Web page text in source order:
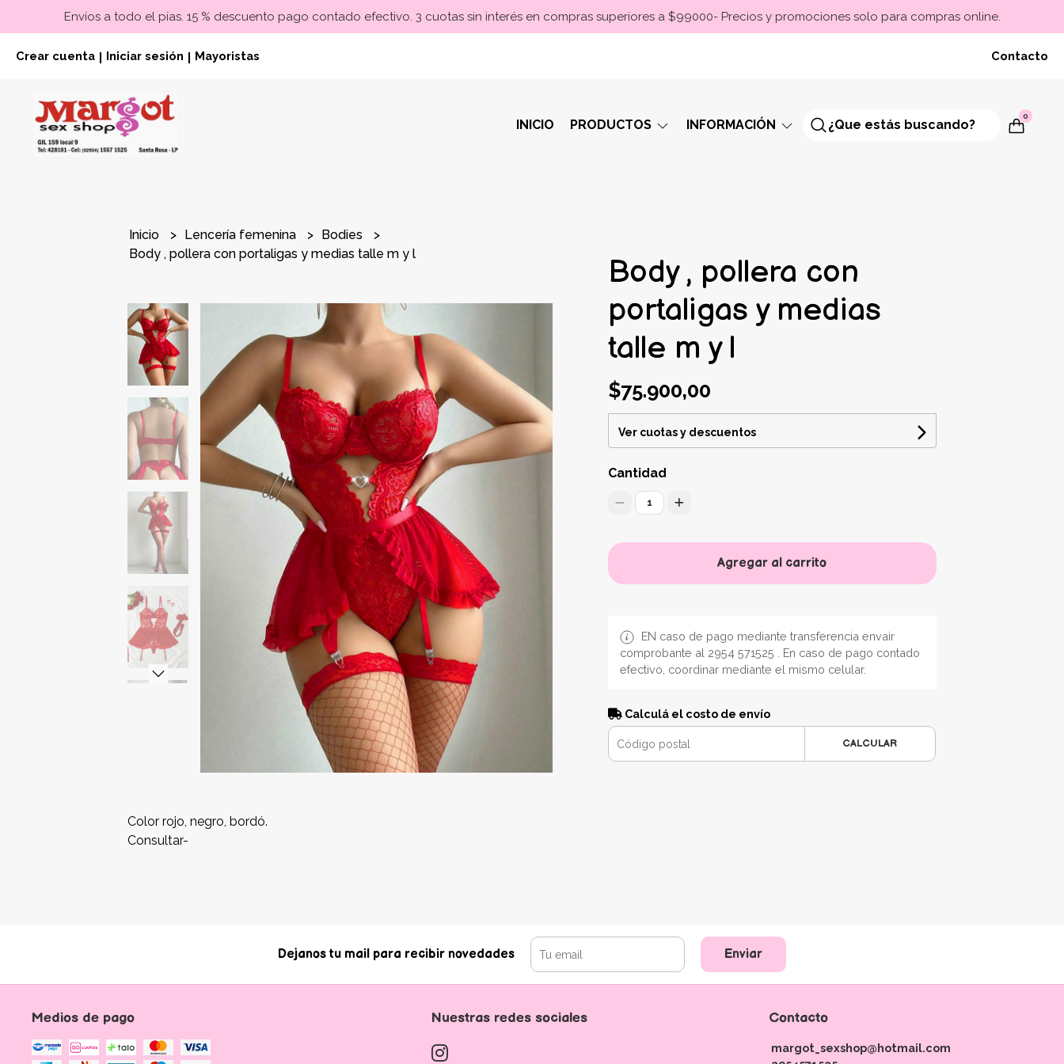
Envíos a todo el pías. 15 % descuento pago contado efectivo. 3 cuotas sin interés en compras superiores a $99000- Precios y promociones solo para compras online.
Crear cuenta Iniciar sesión Mayoristas Contacto
INICIO PRODUCTOS INFORMACIÓN
0
Inicio Lencería femenina
Bodies
Body , pollera con portaligas y medias talle m y l
Color rojo, negro, bordó.
Consultar-
Body , pollera con
portaligas y medias
talle m y l
$75.900,00
Ver cuotas y descuentos
Cantidad
1
Agregar al carrito
EN caso de pago mediante transferencia envair
comprobante al 2954 571525 . En caso de pago contado
efectivo, coordinar mediante el mismo celular.
Calculá el costo de envío
CALCULAR
Dejanos tu mail para recibir novedades Enviar
Medios de pago Nuestras redes sociales Contacto
margot_sexshop@hotmail.com